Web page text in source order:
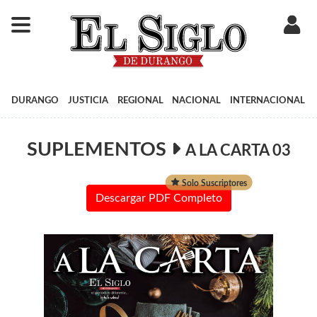
DURANGO JUSTICIA REGIONAL NACIONAL INTERNACIONAL
SUPLEMENTOS A LA CARTA 03
Descargar PDF Completo
Solo Suscriptores